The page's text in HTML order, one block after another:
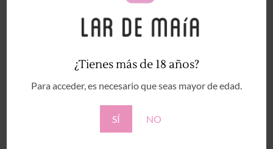
¿Tienes más de 18 años?
Para acceder, es necesario que seas mayor de edad.
SÍ NO
Nombre